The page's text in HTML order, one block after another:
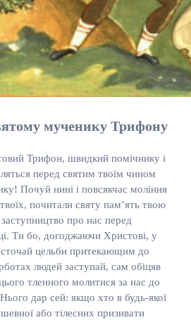
мученику Трифону
Трифон, швидкий помічнику і
перед святим твоїм чином
Почуй нині і повсякчас моління
почитали святу пам’ять твою
про нас перед
Ти бо, догоджаючи Христові, у
цельби притекающим до
людей заступай, сам обіцяв
тленного молитися за нас до
дар сей: якщо хто в будь-якої
або тілесних призивати